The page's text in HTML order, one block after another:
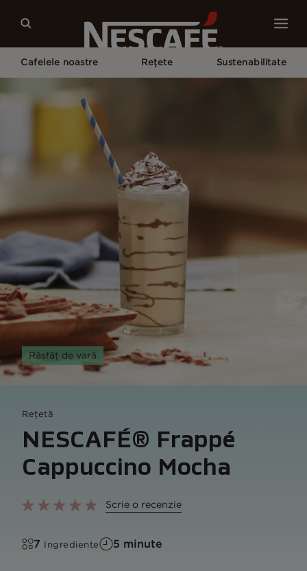
Cafelele noastre Rețete Sustenabilitate
Pagina Principală
NESCAFÉ® Frappé Cappuccino Mocha
Rețetă
NESCAFÉ® Frappé
Cappuccino Mocha
Scrie o recenzie
7 Ingrediente 5 minute
Răsfăț de vară